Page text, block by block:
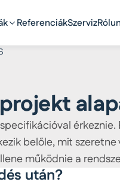
ReferenciákSzerviz
érkeznie.
belőle, mit
működnie a
után?